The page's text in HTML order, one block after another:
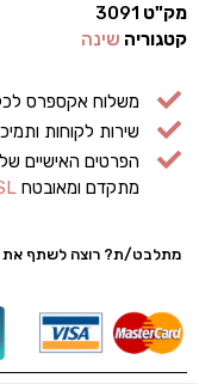
מק"ט 3091
קטגוריה שינה
משלוח אקספרס
שירות לקוחות
הפרטים האישיים
מתקדם ומאובטח
מתלבט/ת? רוצה לשתף את